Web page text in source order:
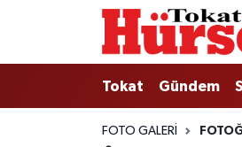
Tokat Gündem
FOTO GALERI
Tokat
Türkiye Gündemi
Nöbetçi Eczaneler
Hava Durumu